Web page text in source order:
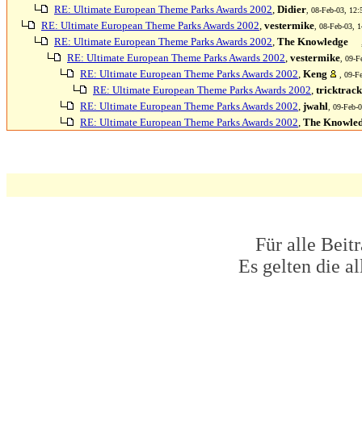
RE: Ultimate European Theme Parks Awards 2002, Didier , 08-Feb-03,
RE: Ultimate European Theme Parks Awards 2002, vestermike , 08-Feb-03,
RE: Ultimate European Theme Parks Awards 2002, The Knowledge
RE: Ultimate European Theme Parks Awards 2002, vestermike , 09-
RE: Ultimate European Theme Parks Awards 2002, Keng , 09-
RE: Ultimate European Theme Parks Awards 2002, tricktrack
RE: Ultimate European Theme Parks Awards 2002, jwahl , 09-
RE: Ultimate European Theme Parks Awards 2002, The
Für alle
Es gelten die